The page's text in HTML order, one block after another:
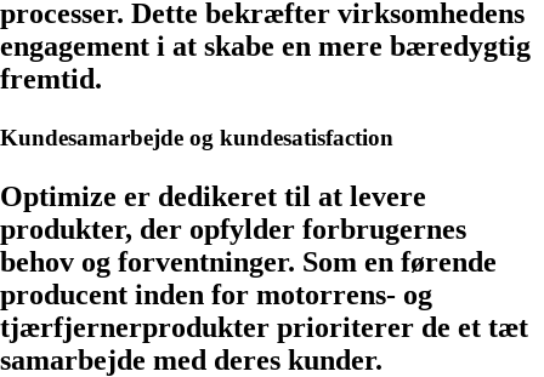
processer. Dette bekræfter virksomhedens
engagement i at skabe en mere bæredygtig
fremtid.
Kundesamarbejde og kundesatisfaction
Optimize er dedikeret til at levere
produkter, der opfylder forbrugernes
behov og forventninger. Som en førende
producent inden for motorrens- og
tjærfjernerprodukter prioriterer de et tæt
samarbejde med deres kunder.